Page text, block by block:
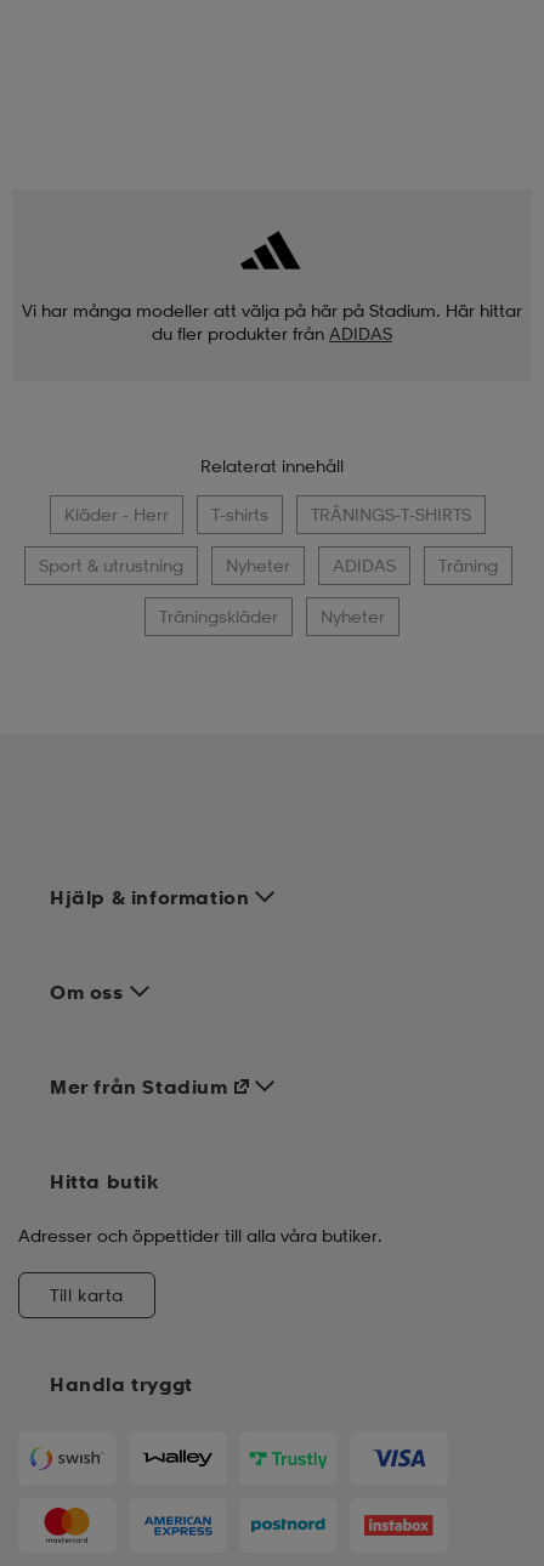
Vi har många modeller att välja på här på Stadium. Här hittar
du fler produkter från ADIDAS
Relaterat innehåll
Kläder - Herr T-shirts TRÄNINGS-T-SHIRTS
Sport & utrustning Nyheter ADIDAS Träning
Träningskläder Nyheter
Hjälp & information
Om oss
Handla tryggt
Mer från Stadium
Hitta butik
Adresser och öppettider till alla våra butiker.
Till karta